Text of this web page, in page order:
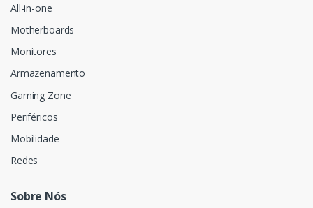
All-in-one
Motherboards
Monitores
Armazenamento
Gaming Zone
Periféricos
Mobilidade
Redes
Sobre Nós